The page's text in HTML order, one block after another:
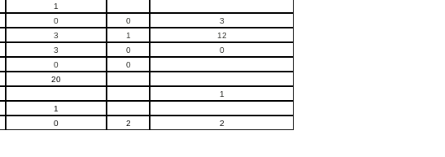
1
0 0
3
3 1
12
3 0
0
0
0
20
1
1
0 2 2